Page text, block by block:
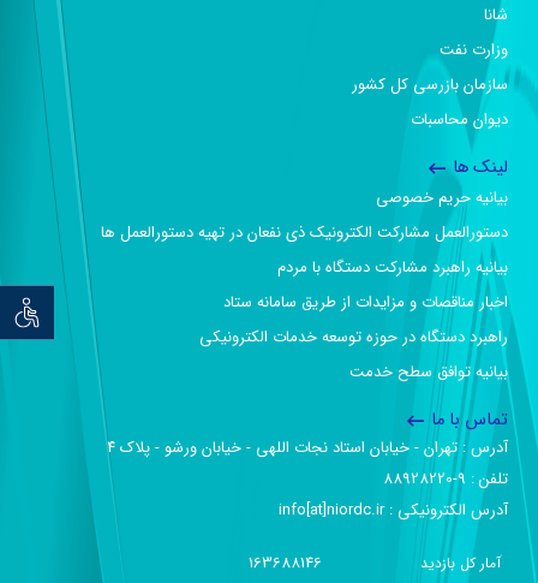
توان
شانا
وزارت نفت
سازمان بازرسی کل کشور
دیوان محاسبات
لینک ها
بیانیه حریم خصوصی
دستورالعمل مشارکت الکترونیک ذی نفعان در تهیه دستورالعمل ها
بیانیه راهبرد مشارکت دستگاه با مردم
اخبار مناقصات و مزایدات از طریق سامانه ستاد
راهبرد دستگاه در حوزه توسعه خدمات الکترونیکی
بیانیه توافق سطح خدمت
تماس با ما
آدرس :‌ تهران - خیابان استاد نجات اللهی - خیابان ورشو - پلاک ۴
تلفن :‌ 9-88928220
آدرس الکترونیکی :‌ info[at]niordc.ir
آمار کل بازدید 163688146